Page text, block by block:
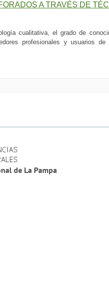
A TRAVÉS DE
cualitativa, el grado de
profesionales y usuarios